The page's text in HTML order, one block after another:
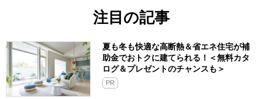
注目の記事
夏も冬も快適な高断熱＆省エネ住宅が補
助金でおトクに建てられる！＜無料カタ
ログ＆プレゼントのチャンスも＞
PR